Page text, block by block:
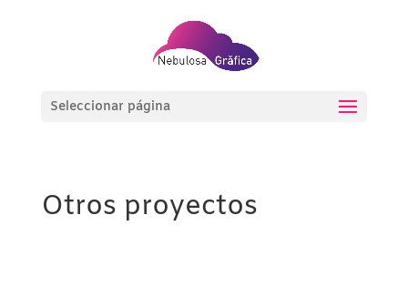
Seleccionar página
Otros proyectos